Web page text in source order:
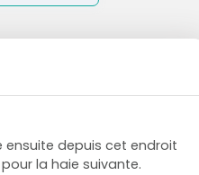
ensuite depuis cet endroit
la haie suivante.